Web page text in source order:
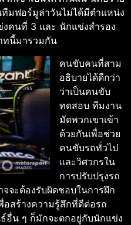
มฟอร์มูล่าวันไม่ได้มีตำแหน่ง
คนที่ 3 และ นักแข่งสำรอง
ทนี้มารวมกัน
คนขับคนที่สาม
อธิบายได้ดีกว่า
ว่าเป็นคนขับ
ทดสอบ ทีมงาน
มัดพวกเขาเข้า
ด้วยกันเพื่อช่วย
คนขับรถทั่วไป
และวิศวกรใน
การปรับปรุงรถ
จะต้องรับผิดชอบในการฝึก
สร้างความรู้สึกที่ดีต่อรถ
อื่น ๆ ก็มักจะตกอยู่กับนักแข่ง